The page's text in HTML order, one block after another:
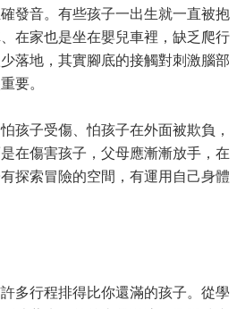
發音。有些孩子一出生就一直被抱
在家也是坐在嬰兒車裡，缺乏爬行
落地，其實腳底的接觸對刺激腦部
要。
孩子受傷、怕孩子在外面被欺負，
在傷害孩子，父母應漸漸放手，在
探索冒險的空間，有運用自己身體
多行程排得比你還滿的孩子。從學